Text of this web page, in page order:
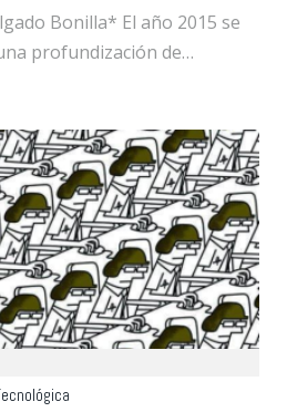
Bonilla* El año 2015 se
profundización de…